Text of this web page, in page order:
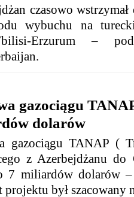
czasowo
wybuchu na
Erzurum –
gazociągu
dolarów
gazociągu TANAP (
z Azerbejdżanu
7 miliardów dolarów –
projektu był